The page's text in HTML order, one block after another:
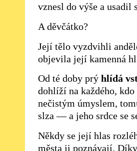
vznesl do výše a usadil
A děvčátko?
Její tělo vyzdvihli
objevila její kamenná
Od té doby prý hlídá
dohlíží na každého,
nečistým úmyslem,
slza — a jeho srdce se
Někdy se její hlas
města ji poznávají.